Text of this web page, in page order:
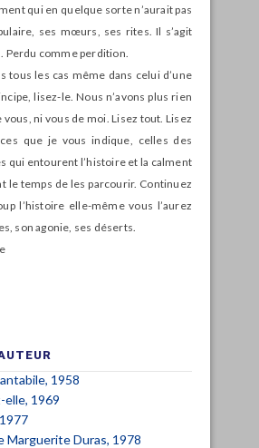
qui en quelque sorte n’aurait pas
ses mœurs, ses rites. Il s’agit
Perdu comme perdition.
tous les cas même dans celui d’une
lisez-le. Nous n’avons plus rien
ni vous de moi. Lisez tout. Lisez
que je vous indique, celles des
qui entourent l’histoire et la calment
le temps de les parcourir. Continuez
l’histoire elle-même vous l’aurez
son agonie, ses déserts.
1958
1969
Marguerite Duras, 1978